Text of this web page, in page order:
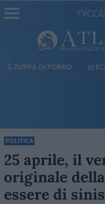
ECONOMIA
POLITICA
25 aprile, il
originale
essere di